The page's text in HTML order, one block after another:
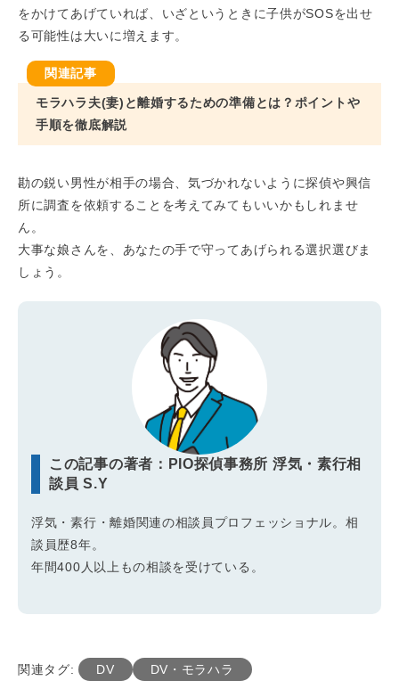
をかけてあげていれば、いざというときに子供がSOSを出せ
る可能性は大いに増えます。
モラハラ夫(妻)と離婚するための準備とは？ポイントや
手順を徹底解説
勘の鋭い男性が相手の場合、気づかれないように探偵や興信
所に調査を依頼することを考えてみてもいいかもしれませ
ん。
大事な娘さんを、あなたの手で守ってあげられる選択選びま
しょう。
この記事の著者：PIO探偵事務所 浮気・素行相
談員 S.Y
浮気・素行・離婚関連の相談員プロフェッショナル。相
談員歴8年。
年間400人以上もの相談を受けている。
関連タグ: DV DV・モラハラ